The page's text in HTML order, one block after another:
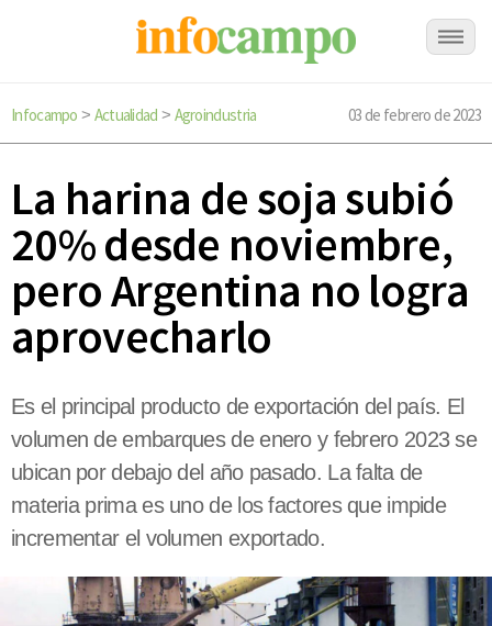
Infocampo > Actualidad > Agroindustria 03 de febrero de 2023
La harina de soja subió
20% desde noviembre,
pero Argentina no logra
aprovecharlo
Es el principal producto de exportación del país. El
volumen de embarques de enero y febrero 2023 se
ubican por debajo del año pasado. La falta de
materia prima es uno de los factores que impide
incrementar el volumen exportado.